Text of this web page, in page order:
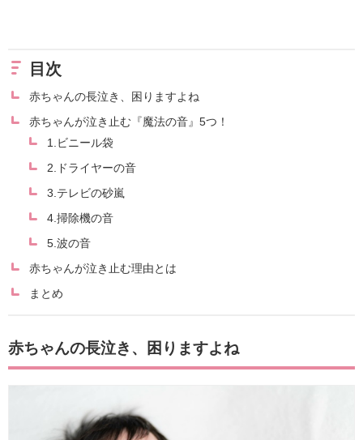
目次
赤ちゃんの長泣き、困りますよね
赤ちゃんが泣き止む『魔法の音』5つ！
1.ビニール袋
2.ドライヤーの音
3.テレビの砂嵐
4.掃除機の音
5.波の音
赤ちゃんが泣き止む理由とは
まとめ
赤ちゃんの長泣き、困りますよね